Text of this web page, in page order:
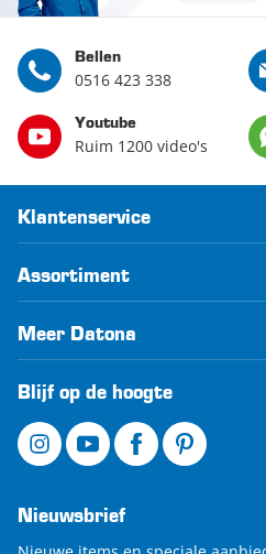
Bellen
0516 423 338
Youtube
Ruim 1200 video's
Klantenservice
Assortiment
Meer Datona
Blijf op de hoogte
Nieuwsbrief